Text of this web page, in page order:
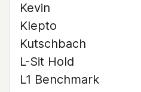
Kevin
Klepto
Kutschbach
L-Sit Hold
L1 Benchmark